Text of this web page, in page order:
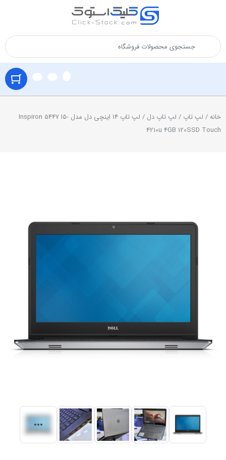
خانه/ لپ تاپ / لپ تاپ دل
/ لپ تاپ 14 اینچی دل مدل Inspiron 5447 I5-
4210u 4GB 120SSD Touch